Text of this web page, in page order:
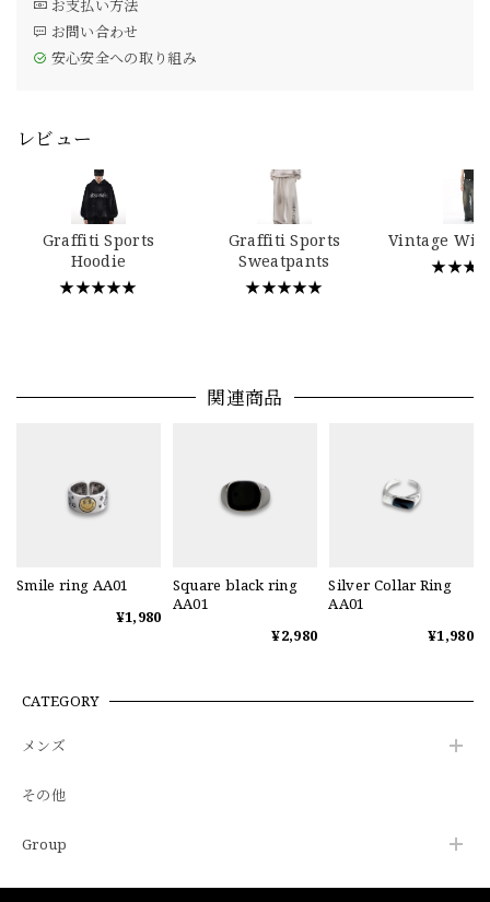
お支払い方法
お問い合わせ
安心安全への取り組み
レビュー
Graffiti Sports
Hoodie
★★★★★
Graffiti Sports
Sweatpants
★★★★★
Vintage
関連商品
Smile ring AA01
¥1,980
Square black ring
AA01
¥2,980
Silver Collar Ring
AA01
¥1,980
CATEGORY
メンズ
その他
Group